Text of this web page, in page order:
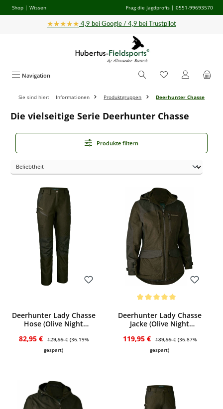
Zum Hauptinhalt springen
Shop | Wissen Frag die Jagdprofis | 0551-99693570
★★★★★ 4,9 bei Google / 4,9 bei Trustpilot
Navigation
Sie sind hier: Informationen Produktgruppen Deerhunter Chasse
Die vielseitige Serie Deerhunter Chasse
Produkte filtern
Deerhunter Lady Chasse
Hose (Olive Night
Verkaufspreis:
82,95 € Regulärer Preis:
129,99 € (36.19%
gespart)
Bewerten
Deerhunter Lady Chasse
Jacke (Olive Night
Verkaufspreis:
119,95 € Regulärer Preis:
189,99 € (36.87%
gespart)